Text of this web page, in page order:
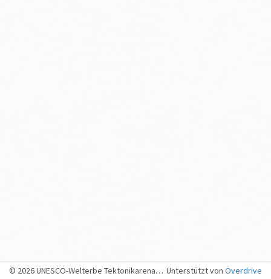
© 2026 UNESCO-Welterbe Tektonikarena Sardona, Sargans Unterstützt von Overdrive